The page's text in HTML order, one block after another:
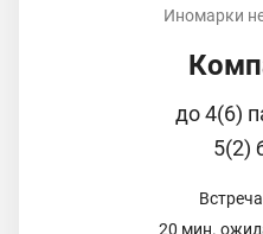
Иномарки
до 4(6)
5(2)
20 мин.